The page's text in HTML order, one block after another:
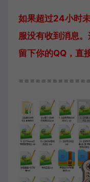
如果超过24小时
服没有收到消息
留下你的QQ，直